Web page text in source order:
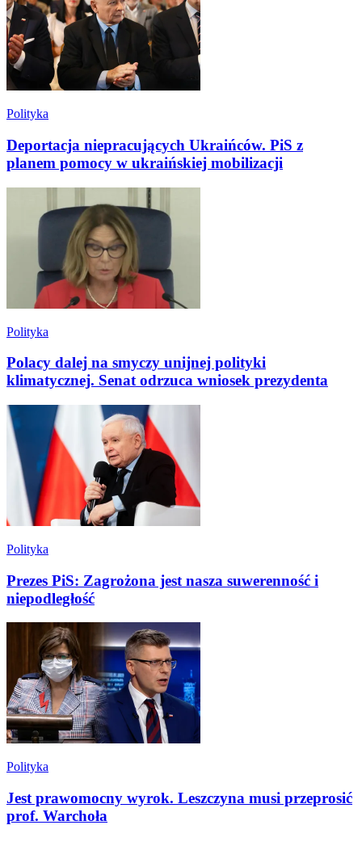
Polityka
Deportacja niepracujących Ukraińców. PiS z
planem pomocy w ukraińskiej mobilizacji
Polityka
Polacy dalej na smyczy unijnej polityki
klimatycznej. Senat odrzuca wniosek prezydenta
Polityka
Prezes PiS: Zagrożona jest nasza suwerenność i
niepodległość
Polityka
Jest prawomocny wyrok. Leszczyna musi przeprosić
prof. Warchoła